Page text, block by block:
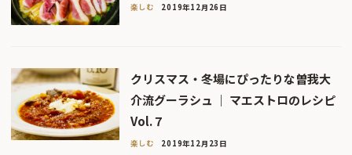
楽しむ 2019年12月26日
クリスマス・冬場にぴったりな曽我大
介流グーラシュ ｜ マエストロのレシピ
Vol.７
楽しむ 2019年12月23日